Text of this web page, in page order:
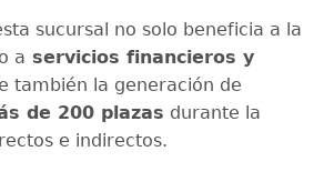
sucursal no solo beneficia a la
a servicios financieros y
también la generación de
de 200 plazas durante la
e indirectos.